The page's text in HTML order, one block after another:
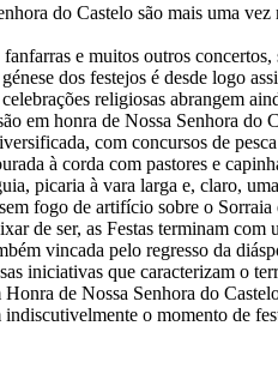
do Castelo são mais uma
fanfarras e muitos outros
dos festejos é desde logo
religiosas abrangem
em honra de Nossa Senhora do
com concursos de
à corda com pastores e
picaria à vara larga e, claro,
fogo de artifício sobre o
de ser, as Festas terminam com
vincada pelo regresso da
iniciativas que caracterizam o
de Nossa Senhora do
indiscutivelmente o momento de